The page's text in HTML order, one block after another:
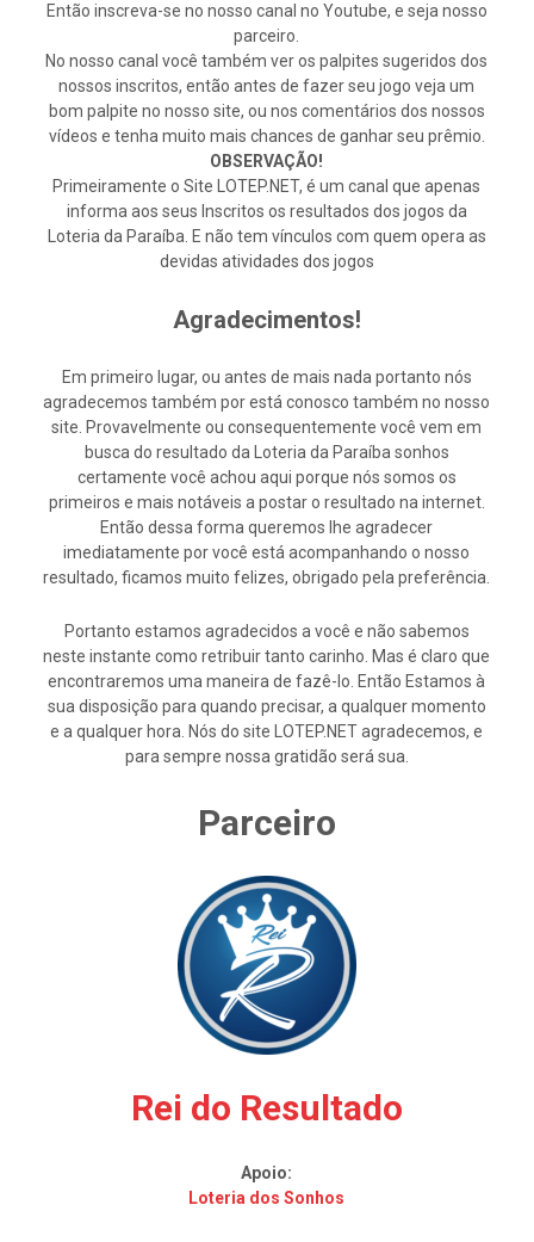
Então inscreva-se no nosso canal no Youtube, e seja nosso
parceiro.
No nosso canal você também ver os palpites sugeridos dos
nossos inscritos, então antes de fazer seu jogo veja um
bom palpite no nosso site, ou nos comentários dos nossos
vídeos e tenha muito mais chances de ganhar seu prêmio.
OBSERVAÇÃO!
Primeiramente o Site LOTEP.NET, é um canal que apenas
informa aos seus Inscritos os resultados dos jogos da
Loteria da Paraíba. E não tem vínculos com quem opera as
devidas atividades dos jogos
Agradecimentos!
Em primeiro lugar, ou antes de mais nada portanto nós
agradecemos também por está conosco também no nosso
site. Provavelmente ou consequentemente você vem em
busca do resultado da Loteria da Paraíba sonhos
certamente você achou aqui porque nós somos os
primeiros e mais notáveis a postar o resultado na internet.
Então dessa forma queremos lhe agradecer
imediatamente por você está acompanhando o nosso
resultado, ficamos muito felizes, obrigado pela preferência.
Portanto estamos agradecidos a você e não sabemos
neste instante como retribuir tanto carinho. Mas é claro que
encontraremos uma maneira de fazê-lo. Então Estamos à
sua disposição para quando precisar, a qualquer momento
e a qualquer hora. Nós do site LOTEP.NET agradecemos, e
para sempre nossa gratidão será sua.
Parceiro
Rei do Resultado
Apoio:
Loteria dos Sonhos